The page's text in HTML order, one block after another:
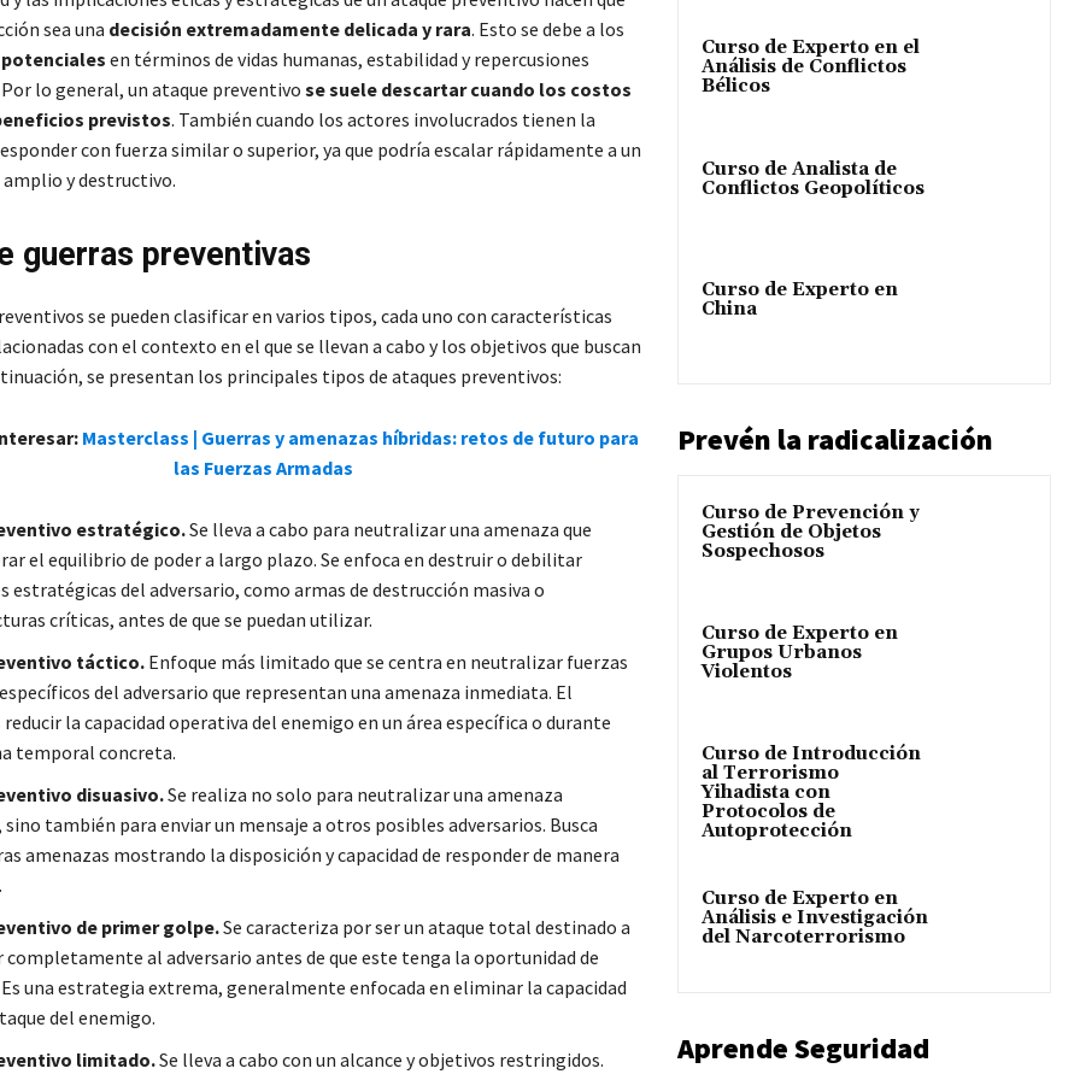
sea una decisión extremadamente delicada y rara. Esto se debe a los
en términos de vidas humanas, estabilidad y repercusiones
lo general, un ataque preventivo se suele descartar cuando los costos
previstos. También cuando los actores involucrados tienen la
con fuerza similar o superior, ya que podría escalar rápidamente a un
y destructivo.
guerras preventivas
se pueden clasificar en varios tipos, cada uno con características
con el contexto en el que se llevan a cabo y los objetivos que buscan
se presentan los principales tipos de ataques preventivos:
Masterclass | Guerras y amenazas híbridas: retos de futuro para
las Fuerzas Armadas
estratégico.Se lleva a cabo para neutralizar una amenaza que
el equilibrio de poder a largo plazo. Se enfoca en destruir o debilitar
estratégicas del adversario, como armas de destrucción masiva o
críticas, antes de que se puedan utilizar.
táctico.Enfoque más limitado que se centra en neutralizar fuerzas
del adversario que representan una amenaza inmediata. El
la capacidad operativa del enemigo en un área específica o durante
temporal concreta.
disuasivo.Se realiza no solo para neutralizar una amenaza
también para enviar un mensaje a otros posibles adversarios. Busca
amenazas mostrando la disposición y capacidad de responder de manera
de primer golpe.Se caracteriza por ser un ataque total destinado a
al adversario antes de que este tenga la oportunidad de
una estrategia extrema, generalmente enfocada en eliminar la capacidad
del enemigo.
limitado.Se lleva a cabo con un alcance y objetivos restringidos.
Curso de Experto en el
Análisis de Conflictos
Bélicos
Curso de Analista de
Conflictos Geopolíticos
Curso de Experto en
China
Prevén la radicalización
Curso de Prevención y
Gestión de Objetos
Sospechosos
Curso de Experto en
Grupos Urbanos
Violentos
Curso de Introducción
al Terrorismo
Yihadista con
Protocolos de
Autoprotección
Curso de Experto en
Análisis e Investigación
del Narcoterrorismo
Aprende Seguridad